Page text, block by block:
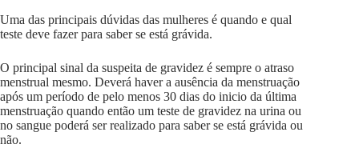
Uma das principais dúvidas das mulheres é quando e qual
teste deve fazer para saber se está grávida.
O principal sinal da suspeita de gravidez é sempre o atraso
menstrual mesmo. Deverá haver a ausência da menstruação
após um período de pelo menos 30 dias do inicio da última
menstruação quando então um teste de gravidez na urina ou
no sangue poderá ser realizado para saber se está grávida ou
não.